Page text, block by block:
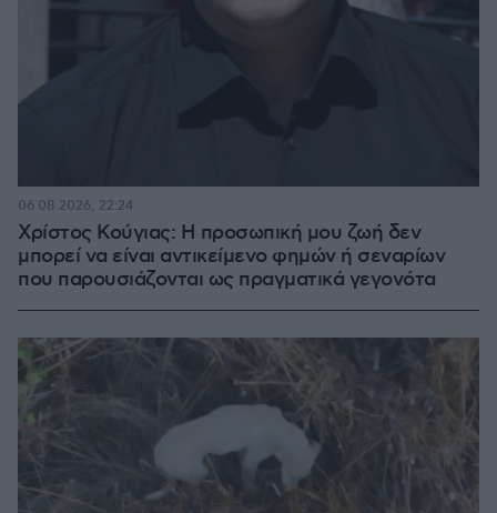
Χρίστος Κούγιας: Η προσωπική μου ζωή δεν
μπορεί να είναι αντικείμενο φημών ή σεναρίων
που παρουσιάζονται ως πραγματικά γεγονότα
06.08.2026, 22:24